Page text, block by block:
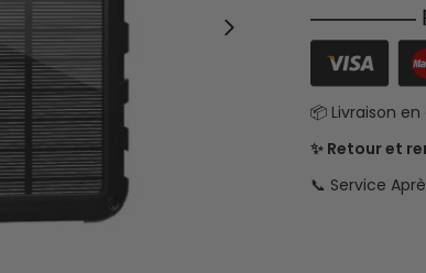
📦 Livraison
✨ Retour et
📞 Service